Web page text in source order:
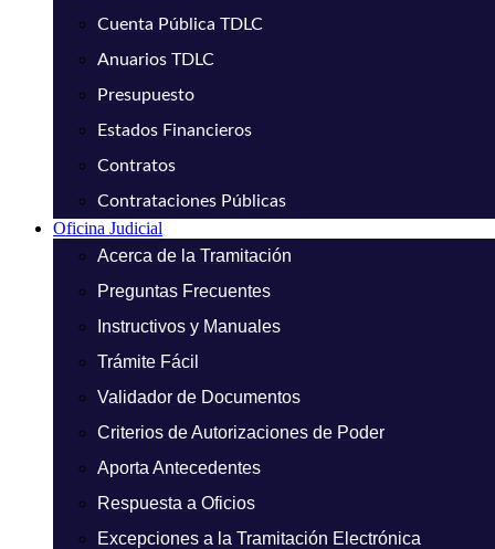
Cuenta Pública TDLC
Anuarios TDLC
Presupuesto
Estados Financieros
Contratos
Contrataciones Públicas
Oficina Judicial
Acerca de la Tramitación
Preguntas Frecuentes
Instructivos y Manuales
Trámite Fácil
Validador de Documentos
Criterios de Autorizaciones de Poder
Aporta Antecedentes
Respuesta a Oficios
Excepciones a la Tramitación Electrónica